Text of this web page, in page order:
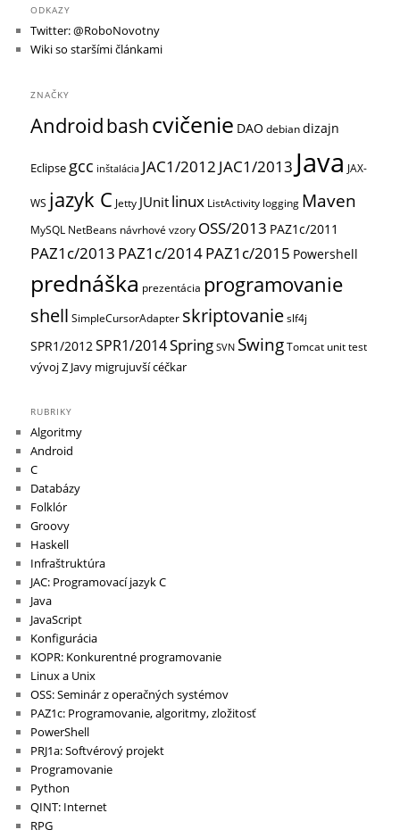
ODKAZY
Twitter: @RoboNovotny
Wiki so staršími článkami
ZNAČKY
Androidbashcvičenie DAO debiandizajn
Eclipse gcc inštalácia JAC1/2012 JAC1/2013 Java JAX-
WS jazyk C Jetty JUnit linux ListActivity logging Maven
MySQL NetBeans návrhové vzory OSS/2013 PAZ1c/2011
PAZ1c/2013 PAZ1c/2014PAZ1c/2015 Powershell
prednáška prezentácia programovanie
shell SimpleCursorAdapter skriptovanieslf4j
SPR1/2012 SPR1/2014Spring SVN SwingTomcat unit test
vývojZ Javy migrujuvší céčkar
RUBRIKY
Algoritmy
Android
C
Databázy
Folklór
Groovy
Haskell
Infraštruktúra
JAC: Programovací jazyk C
Java
JavaScript
Konfigurácia
KOPR: Konkurentné programovanie
Linux a Unix
OSS: Seminár z operačných systémov
PAZ1c: Programovanie, algoritmy, zložitosť
PowerShell
PRJ1a: Softvérový projekt
Programovanie
Python
QINT: Internet
RPG